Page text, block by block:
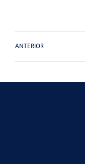
ANTERIOR